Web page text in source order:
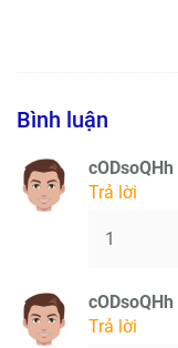
Bình luận
cODsoQHh
Trả lời
1
cODsoQHh
Trả lời